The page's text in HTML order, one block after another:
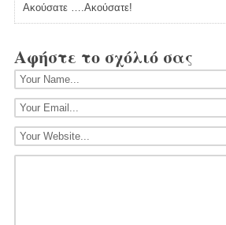
Ακούσατε ….Ακούσατε!
Αφήστε το σχόλιό σας